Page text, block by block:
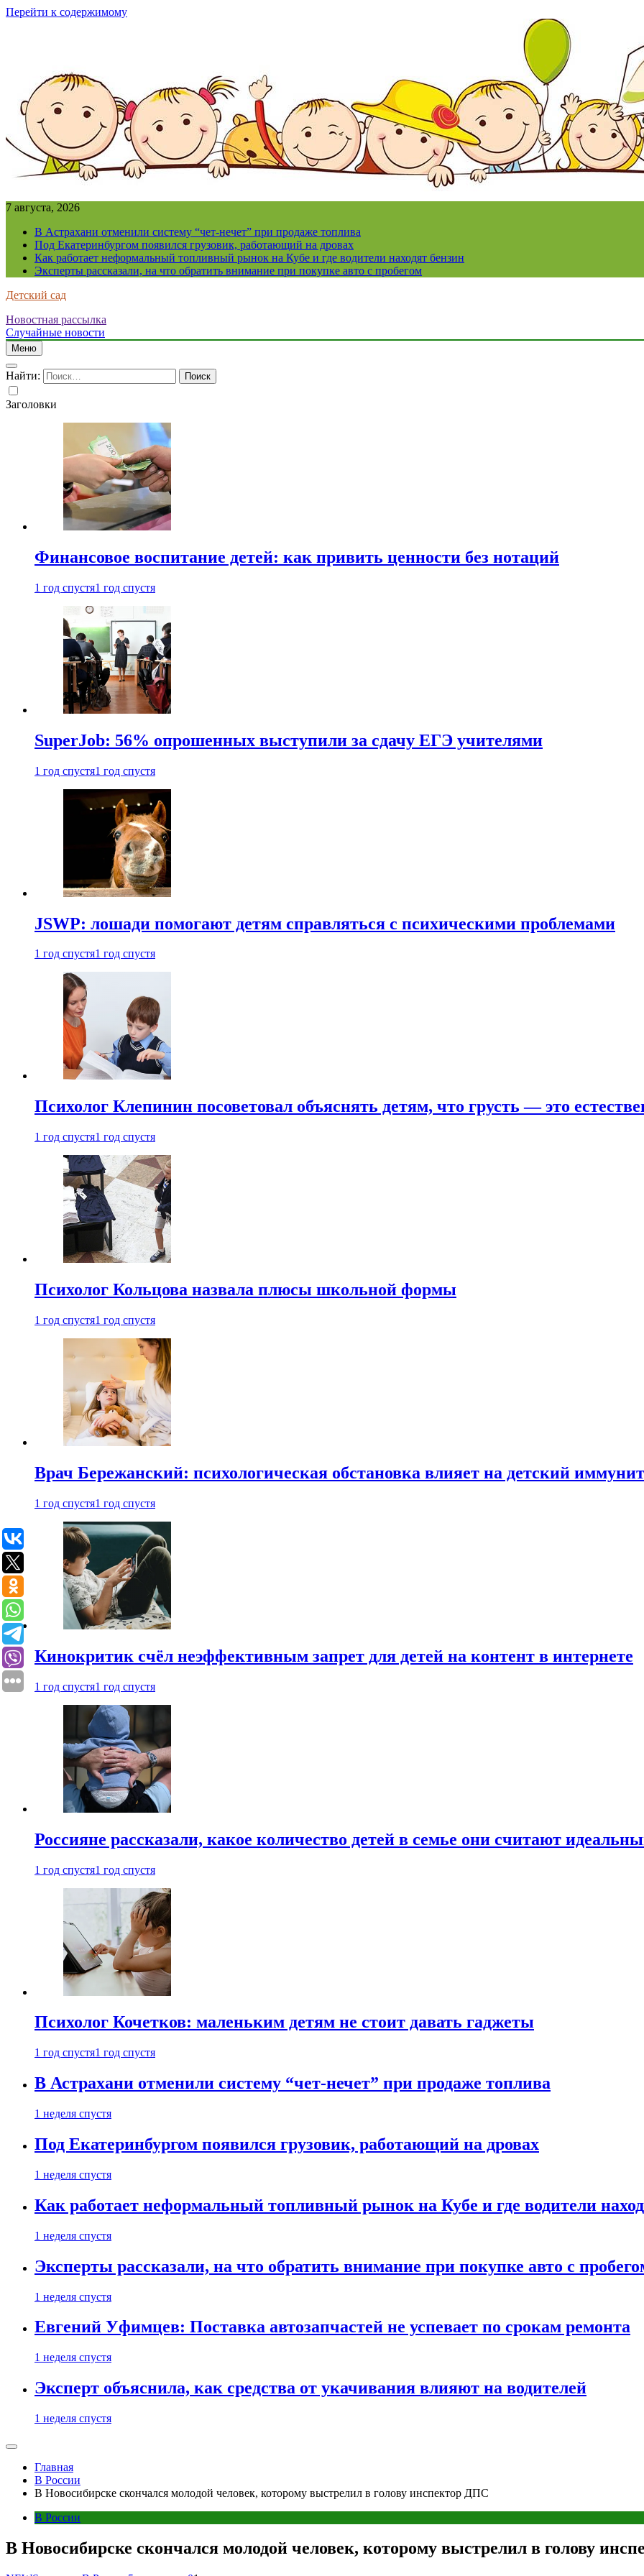
Перейти к содержимому
7 августа, 2026
В Астрахани отменили систему “чет-нечет” при продаже топлива
Под Екатеринбургом появился грузовик, работающий на дровах
Как работает неформальный топливный рынок на Кубе и где водители находят бензин
Эксперты рассказали, на что обратить внимание при покупке авто с пробегом
Детский сад
Новостная рассылка
Случайные новости
Меню
Найти:
Заголовки
Финансовое воспитание детей: как привить ценности без нотаций
1 год спустя1 год спустя
SuperJob: 56% опрошенных выступили за сдачу ЕГЭ учителями
1 год спустя1 год спустя
JSWP: лошади помогают детям справляться с психическими проблемами
1 год спустя1 год спустя
Психолог Клепинин посоветовал объяснять детям, что грусть — это
1 год спустя1 год спустя
Психолог Кольцова назвала плюсы школьной формы
1 год спустя1 год спустя
Врач Бережанский: психологическая обстановка влияет на детский
1 год спустя1 год спустя
Кинокритик счёл неэффективным запрет для детей на контент в интернете
1 год спустя1 год спустя
Россияне рассказали, какое количество детей в семье они считают
1 год спустя1 год спустя
Психолог Кочетков: маленьким детям не стоит давать гаджеты
1 год спустя1 год спустя
В Астрахани отменили систему “чет-нечет” при продаже топлива
1 неделя спустя
Под Екатеринбургом появился грузовик, работающий на дровах
1 неделя спустя
Как работает неформальный топливный рынок на Кубе и где водители
1 неделя спустя
Эксперты рассказали, на что обратить внимание при покупке авто с
1 неделя спустя
Евгений Уфимцев: Поставка автозапчастей не успевает по срокам ремонта
1 неделя спустя
Эксперт объяснила, как средства от укачивания влияют на водителей
1 неделя спустя
Главная
В России
В Новосибирске скончался молодой человек, которому выстрелил в голову инспектор ДПС
В России
В Новосибирске скончался молодой человек, которому выстрелил в голову